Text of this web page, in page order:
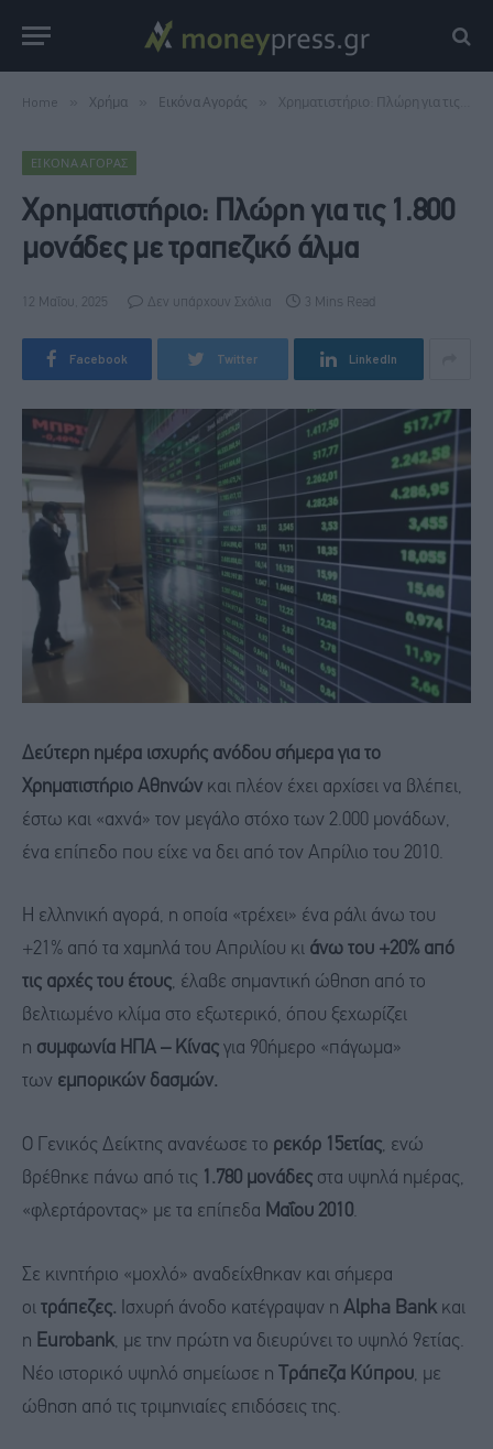
Home Χρήμα Εικόνα Αγοράς Χρηματιστήριο: Πλώρη για τις 1.800 μονάδες με τραπεζικό άλμα
ΕΙΚΌΝΑ ΑΓΟΡΆΣ
Χρηματιστήριο: Πλώρη για τις 1.800
μονάδες με τραπεζικό άλμα
12 Μαΐου, 2025 Δεν υπάρχουν Σχόλια 3 Mins Read
Facebook Twitter LinkedIn
Δεύτερη ημέρα ισχυρής ανόδου σήμερα για το
Χρηματιστήριο Αθηνών και πλέον έχει αρχίσει να βλέπει,
έστω και «αχνά» τον μεγάλο στόχο των 2.000 μονάδων,
ένα επίπεδο που είχε να δει από τον Απρίλιο του 2010.
Η ελληνική αγορά, η οποία «τρέχει» ένα ράλι άνω του
+21% από τα χαμηλά του Απριλίου κι άνω του +20% από
τις αρχές του έτους, έλαβε σημαντική ώθηση από το
βελτιωμένο κλίμα στο εξωτερικό, όπου ξεχωρίζει
η συμφωνία ΗΠΑ – Κίνας για 90ήμερο «πάγωμα»
των εμπορικών δασμών.
Ο Γενικός Δείκτης ανανέωσε το ρεκόρ 15ετίας, ενώ
βρέθηκε πάνω από τις
1.780 μονάδες στα υψηλά ημέρας,
«φλερτάροντας» με τα επίπεδα Μαΐου 2010.
Σε κινητήριο «μοχλό» αναδείχθηκαν και σήμερα
οι τράπεζες. Ισχυρή άνοδο κατέγραψαν η Alpha Bankκαι
η Eurobank, με την πρώτη να διευρύνει το υψηλό 9ετίας.
Νέο ιστορικό υψηλό σημείωσε η
Τράπεζα Κύπρου, με
ώθηση από τις τριμηνιαίες επιδόσεις της.